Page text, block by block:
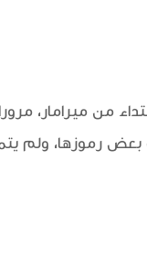
1967 تحت مظلّة فترة الوعي،
بعض رموزها، ولم